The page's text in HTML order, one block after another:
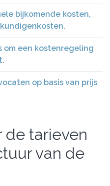
bijkomende kosten,
om een kostenregeling
op basis van prijs
de tarieven
van de